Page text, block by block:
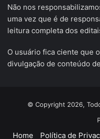
Não nos
uma vez que é de
leitura completa dos
O usuário fica ciente que
divulgação de conteúdo
© Copyright 2026,
Home Política de